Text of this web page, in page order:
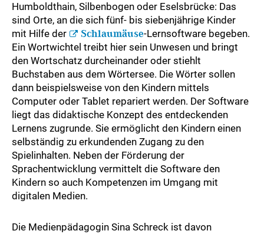
Humboldthain, Silbenbogen oder Eselsbrücke: Das
sind Orte, an die sich fünf- bis siebenjährige Kinder
mit Hilfe der
Schlaumäuse-Lernsoftware begeben.
Ein Wortwichtel treibt hier sein Unwesen und bringt
den Wortschatz durcheinander oder stiehlt
Buchstaben aus dem Wörtersee. Die Wörter sollen
dann beispielsweise von den Kindern mittels
Computer oder Tablet repariert werden. Der Software
liegt das didaktische Konzept des entdeckenden
Lernens zugrunde. Sie ermöglicht den Kindern einen
selbständig zu erkundenden Zugang zu den
Spielinhalten. Neben der Förderung der
Sprachentwicklung vermittelt die Software den
Kindern so auch Kompetenzen im Umgang mit
digitalen Medien.
Die Medienpädagogin Sina Schreck ist davon